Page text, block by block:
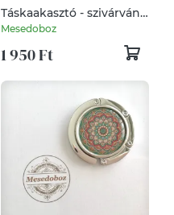
Táskaakasztó - szivárvány
mintás, Love is love
Mesedoboz
1 950 Ft